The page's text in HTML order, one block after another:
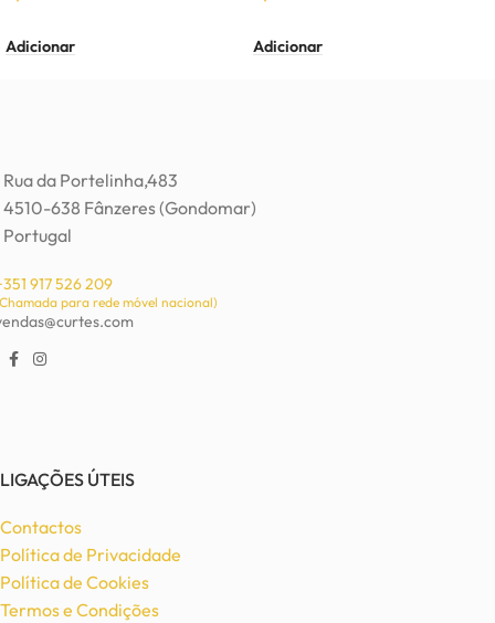
Adicionar Adicionar
Rua da Portelinha,483
4510-638 Fânzeres (Gondomar)
Portugal
917 526 209
para rede móvel nacional)
LIGAÇÕES ÚTEIS
Contactos
Política de Privacidade
Política de Cookies
Termos e Condições